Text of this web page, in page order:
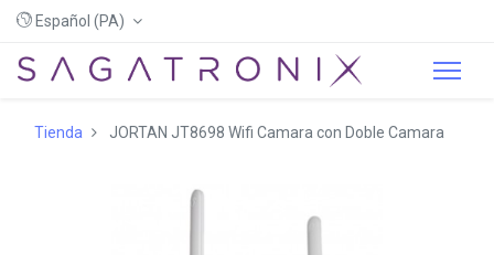
Español (PA)
Tienda JORTAN JT8698 Wifi Camara con Doble Camara